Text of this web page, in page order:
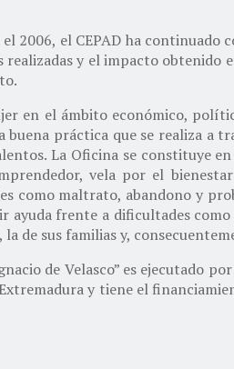
2006, el CEPAD ha continuado
y el impacto obtenido
en el ámbito económico,
práctica que se realiza a
La Oficina se constituye
vela por el
como maltrato, abandono y
ayuda frente a dificultades
de sus familias y,
de Velasco” es ejecutado
y tiene el